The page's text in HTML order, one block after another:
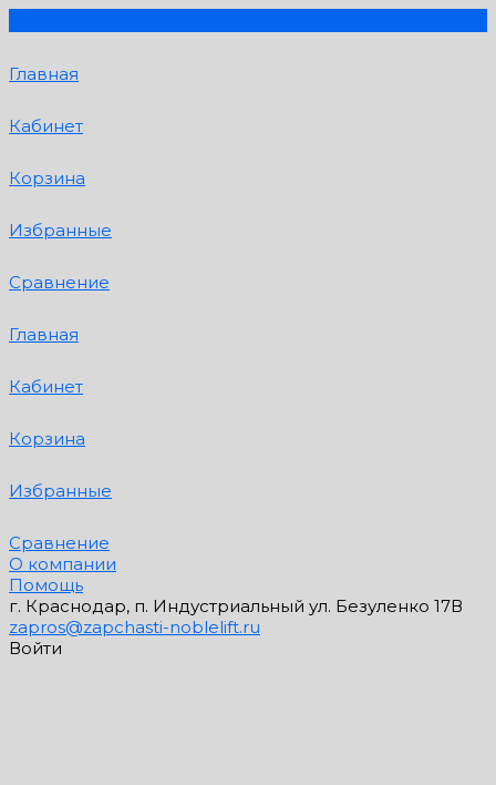
Главная
Кабинет
Корзина
Избранные
Сравнение
Главная
Кабинет
Корзина
Избранные
Сравнение
О компании
Помощь
г. Краснодар, п. Индустриальный ул. Безуленко 17В
zapros@zapchasti-noblelift.ru
Войти